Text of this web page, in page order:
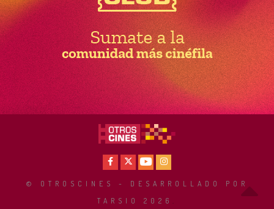
Facebook
X YoutubeInstagram
© OTROSCINES - DESARROLLADO POR
TARSIO 2026